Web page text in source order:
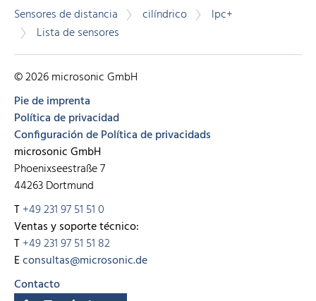
Sensores de distancia cilíndrico
lpc+
Lista de sensores
© 2026 microsonic GmbH
Pie de imprenta
Política de privacidad
Configuración de Política de privacidads
microsonic GmbH
Phoenixseestraße 7
44263 Dortmund
T+49 231 97 51 51 0
Ventas y soporte técnico:
T+49 231 97 51 51 82
Econsultas@microsonic.de
Contacto